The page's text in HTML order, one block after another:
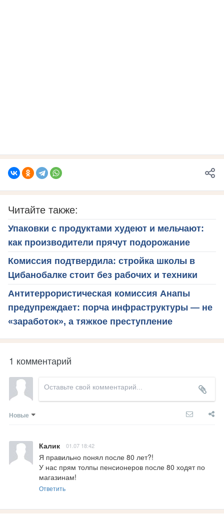
Читайте также:
Упаковки с продуктами худеют и мельчают:
как производители прячут подорожание
Комиссия подтвердила: стройка школы в
Цибанобалке стоит без рабочих и техники
Антитеррористическая комиссия Анапы
предупреждает: порча инфраструктуры — не
«заработок», а тяжкое преступление
1 комментарий
Новые
Калик 01.07 18:42
Я правильно понял после 80 лет?!
У нас прям толпы пенсионеров после 80 ходят по
магазинам!
Ответить